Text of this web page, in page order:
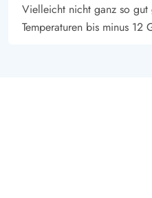
Vielleicht nicht ganz so
Temperaturen bis minus 12